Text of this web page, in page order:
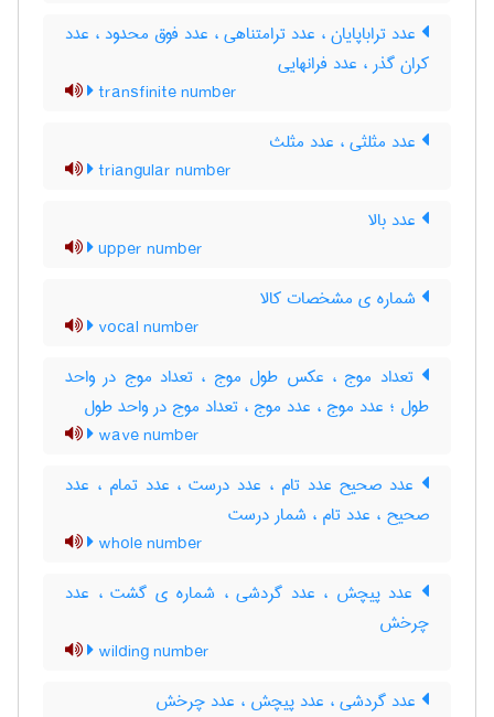
عدد تراباپایان ، عدد ترامتناهی ، عدد فوق محدود ، عدد
کران گذر ، عدد فرانهایی
transfinite number
عدد مثلثی ، عدد مثلث
triangular number
عدد بالا
upper number
شماره ی مشخصات کالا
vocal number
تعداد موج ، عکس طول موج ، تعداد موج در واحد
طول ؛ عدد موج ، عدد موج ، تعداد موج در واحد طول
wave number
عدد صحیح عدد تام ، عدد درست ، عدد تمام ، عدد
صحیح ، عدد تام ، شمار درست
whole number
عدد پیچش ، عدد گردشی ، شماره ی گشت ، عدد
چرخش
wilding number
عدد گردشی ، عدد پیچش ، عدد چرخش